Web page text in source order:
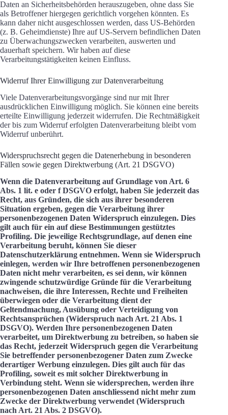
Daten an Sicherheitsbehörden herauszugeben, ohne dass Sie
als Betroffener hiergegen gerichtlich vorgehen könnten. Es
kann daher nicht ausgeschlossen werden, dass US-Behörden
(z. B. Geheimdienste) Ihre auf US-Servern befindlichen Daten
zu Überwachungszwecken verarbeiten, auswerten und
dauerhaft speichern. Wir haben auf diese
Verarbeitungstätigkeiten keinen Einfluss.
Widerruf Ihrer Einwilligung zur Datenverarbeitung
Viele Datenverarbeitungsvorgänge sind nur mit Ihrer
ausdrücklichen Einwilligung möglich. Sie können eine bereits
erteilte Einwilligung jederzeit widerrufen. Die Rechtmäßigkeit
der bis zum Widerruf erfolgten Datenverarbeitung bleibt vom
Widerruf unberührt.
Widerspruchsrecht gegen die Datenerhebung in besonderen
Fällen sowie gegen Direktwerbung (Art. 21 DSGVO)
Wenn die Datenverarbeitung auf Grundlage von Art. 6
Abs. 1 lit. e oder f DSGVO erfolgt, haben Sie jederzeit das
Recht, aus Gründen, die sich aus ihrer besonderen
Situation ergeben, gegen die Verarbeitung ihrer
personenbezogenen Daten Widerspruch einzulegen. Dies
gilt auch für ein auf diese Bestimmungen gestütztes
Profiling. Die jeweilige Rechtsgrundlage, auf denen eine
Verarbeitung beruht, können Sie dieser
Datenschutzerklärung entnehmen. Wenn sie Widerspruch
einlegen, werden wir Ihre betroffenen personenbezogenen
Daten nicht mehr verarbeiten, es sei denn, wir können
zwingende schutzwürdige Gründe für die Verarbeitung
nachweisen, die ihre Interessen, Rechte und Freiheiten
überwiegen oder die Verarbeitung dient der
Geltendmachung, Ausübung oder Verteidigung von
Rechtsansprüchen (Widerspruch nach Art. 21 Abs. 1
DSGVO). Werden Ihre personenbezogenen Daten
verarbeitet, um Direktwerbung zu betreiben, so haben sie
das Recht, jederzeit Widerspruch gegen die Verarbeitung
Sie betreffender personenbezogener Daten zum Zwecke
derartiger Werbung einzulegen. Dies gilt auch für das
Profiling, soweit es mit solcher Direktwerbung in
Verbindung steht. Wenn sie widersprechen, werden ihre
personenbezogenen Daten anschliessend nicht mehr zum
Zwecke der Direktwerbung verwendet (Widerspruch
nach Art. 21 Abs. 2 DSGVO).